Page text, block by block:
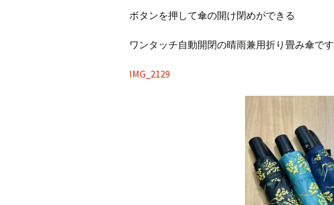
ボタンを押して傘の開け閉めができる
ワンタッチ自動開閉の晴雨兼用折り畳み傘です
IMG_2129